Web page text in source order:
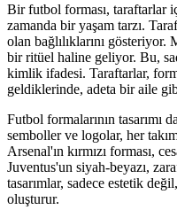
Bir futbol forması, taraftarlar
zamanda bir yaşam tarzı.
olan bağlılıklarını
bir ritüel haline geliyor. Bu,
kimlik ifadesi. Taraftarlar,
geldiklerinde, adeta bir aile
Futbol formalarının tasarımı
semboller ve logolar, her
Arsenal'ın kırmızı forması,
Juventus'un siyah-beyazı,
tasarımlar, sadece estetik
oluşturur.